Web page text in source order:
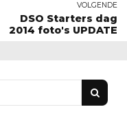
VOLGENDE
DSO Starters dag
2014 foto's UPDATE